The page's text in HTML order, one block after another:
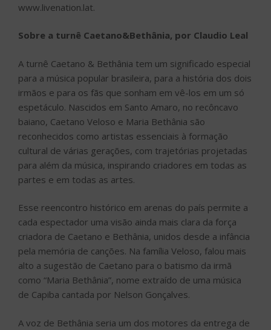
www.livenation.lat.
Sobre a turnê Caetano&Bethânia, por Claudio Leal
A turnê Caetano & Bethânia tem um significado especial
para a música popular brasileira, para a história dos dois
irmãos e para os fãs que sonham em vê-los em um só
espetáculo. Nascidos em Santo Amaro, no recôncavo
baiano, Caetano Veloso e Maria Bethânia são
reconhecidos como artistas essenciais à formação
cultural de várias gerações, com trajetórias projetadas
para além da música, inspirando criadores em todas as
partes e em todas as artes.
Esse reencontro histórico em arenas do país permite a
cada espectador uma visão ainda mais clara da força
criadora de Caetano e Bethânia, unidos desde a infância
pela memória de canções. Na família Veloso, falou mais
alto a sugestão de Caetano para o batismo da irmã
como “Maria Bethânia”, nome extraído de uma música
de Capiba cantada por Nelson Gonçalves.
A voz de Bethânia seria um dos motores da entrega de